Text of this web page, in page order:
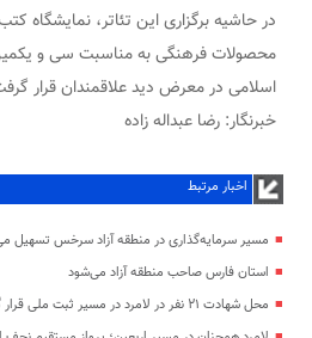
در حاشیه برگزاری این تئاتر، نمایشگاه
محصولات فرهنگی به مناسبت سی و
اسلامی در معرض دید علاقمندان قرار
خبرنگار: رضا عبداله زاده
اخبار مرتبط
مسیر سرمایه‌گذاری در منطقه آزاد سرخس تسهیل
استان فارس صاحب منطقه آزاد می‌شود
محل شهادت ۲۱ نفر در لامرد در مسیر ثبت ملی قرار گرفت